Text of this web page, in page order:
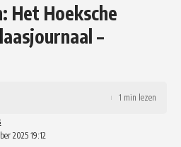
Het Hoeksche
–
2025 19:12
1 min lezen